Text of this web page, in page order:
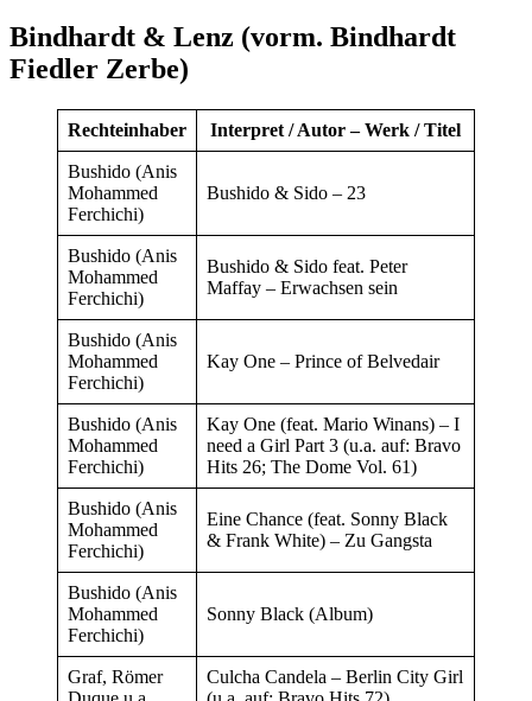
Bindhardt & Lenz (vorm. Bindhardt
Fiedler Zerbe)
Rechteinhaber Interpret / Autor – Werk / Titel
Bushido (Anis
Mohammed
Ferchichi)
Bushido & Sido – 23
Bushido (Anis
Mohammed
Ferchichi)
Bushido & Sido feat. Peter
Maffay – Erwachsen sein
Bushido (Anis
Mohammed
Ferchichi)
Kay One – Prince of Belvedair
Bushido (Anis
Mohammed
Ferchichi)
Kay One (feat. Mario Winans) – I
need a Girl Part 3 (u.a. auf: Bravo
Hits 26; The Dome Vol. 61)
Bushido (Anis
Mohammed
Ferchichi)
Eine Chance (feat. Sonny Black
& Frank White) – Zu Gangsta
Bushido (Anis
Mohammed
Ferchichi)
Sonny Black (Album)
Graf, Römer
Culcha Candela – Berlin City Girl